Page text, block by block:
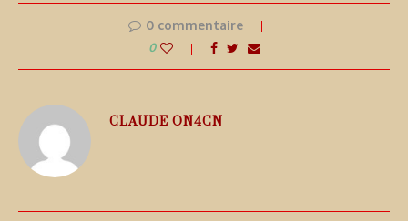
0 commentaire
0
CLAUDE ON4CN